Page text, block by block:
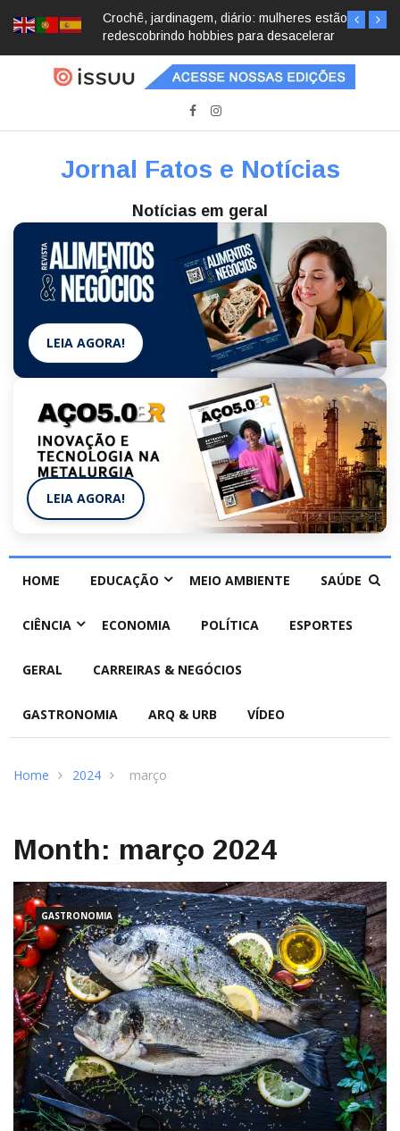
Crochê, jardinagem, diário: mulheres estão
redescobrindo hobbies para desacelerar
Jornal Fatos e Notícias
Notícias em geral
LEIA AGORA!
LEIA AGORA!
HOME EDUCAÇÃO MEIO AMBIENTE SAÚDE
CIÊNCIA ECONOMIA POLÍTICA ESPORTES
GERAL CARREIRAS & NEGÓCIOS
GASTRONOMIA ARQ & URB VÍDEO
Home 2024 março
Month: março 2024
GASTRONOMIA